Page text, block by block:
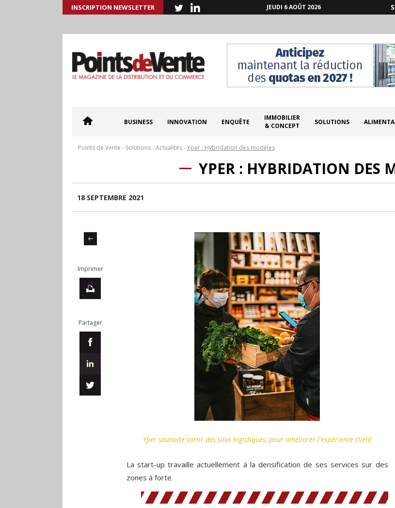
INSCRIPTION NEWSLETTER JEUDI 6 AOÛT 2026
BUSINESS INNOVATION ENQUÊTE
IMMOBILIER
& CONCEPT
SOLUTIONS
Points de Vente - Solutions-Actualités-Yper : Hybridation des modèles
YPER : HYBRIDATION DES
18 SEPTEMBRE 2021
Imprimer
Partager
Yper souhaite sortir des silos logistiques, pour améliorer l'expérience client
La start-up travaille actuellement à la densification de ses services sur des
zones à forte